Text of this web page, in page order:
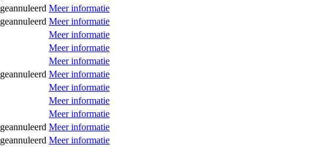
geannuleerd Meer informatie
geannuleerd Meer informatie
Meer informatie
Meer informatie
Meer informatie
geannuleerd Meer informatie
Meer informatie
Meer informatie
Meer informatie
geannuleerd Meer informatie
geannuleerd Meer informatie